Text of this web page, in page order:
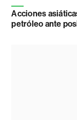
Acciones
petróleo ante